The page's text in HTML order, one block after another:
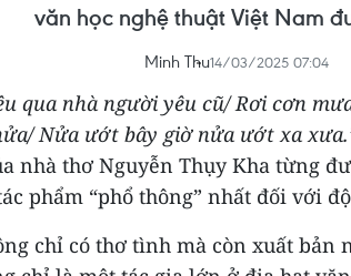
văn học nghệ thuật Việt Nam
Minh Thu14/03/2025 07:04
qua nhà người yêu cũ/ Rơi cơn
Nửa ướt bây giờ nửa ướt xa
nhà thơ Nguyễn Thụy Kha từng
phẩm “phổ thông” nhất đối với
chỉ có thơ tình mà còn xuất bản